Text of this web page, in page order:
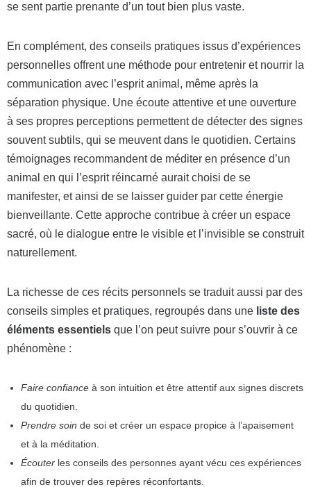
se sent partie prenante d’un tout bien plus vaste.
En complément, des conseils pratiques issus d’expériences
personnelles offrent une méthode pour entretenir et nourrir la
communication avec l’esprit animal, même après la
séparation physique. Une écoute attentive et une ouverture
à ses propres perceptions permettent de détecter des signes
souvent subtils, qui se meuvent dans le quotidien. Certains
témoignages recommandent de méditer en présence d’un
animal en qui l’esprit réincarné aurait choisi de se
manifester, et ainsi de se laisser guider par cette énergie
bienveillante. Cette approche contribue à créer un espace
sacré, où le dialogue entre le visible et l’invisible se construit
naturellement.
La richesse de ces récits personnels se traduit aussi par des
conseils simples et pratiques, regroupés dans une liste des
éléments essentiels que l’on peut suivre pour s’ouvrir à ce
phénomène :
Faire confiance à son intuition et être attentif aux signes discrets
du quotidien.
Prendre soin de soi et créer un espace propice à l’apaisement
et à la méditation.
Écouter les conseils des personnes ayant vécu ces expériences
afin de trouver des repères réconfortants.